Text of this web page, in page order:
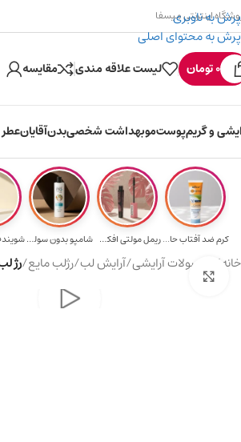
پرش به ناوبری
پرش به محتوای اصلی
۳۰۰ میسکوین (۳۰ هزار تومن) هدیه خرید اول
اینترنتی میسفا
0تومان لیست علاقه مندی مقایسه
و گریمپوستموبهداشت شخصیبدنآقایان
کرم ضد آفتاب حا... ریمل مولتی افکت... شامپو بدون سولف...
خانه/ محصولات آرایشی/آرایش لب/رژلب مایع/رژ لب
برای بزرگ‌نمایی کلیک کنید